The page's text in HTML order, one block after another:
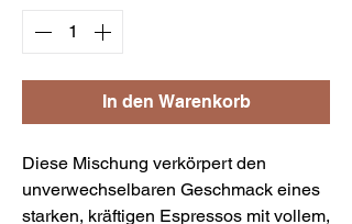
In den Warenkorb
Diese Mischung verkörpert den
unverwechselbaren Geschmack eines
starken, kräftigen Espressos mit vollem,